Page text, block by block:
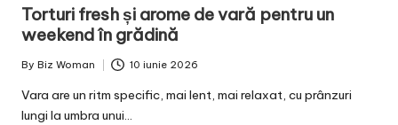
Torturi fresh și arome de vară pentru un
weekend în grădină
Posted
by
By Biz Woman 10 iunie 2026
Vara are un ritm specific, mai lent, mai relaxat, cu prânzuri
lungi la umbra unui…